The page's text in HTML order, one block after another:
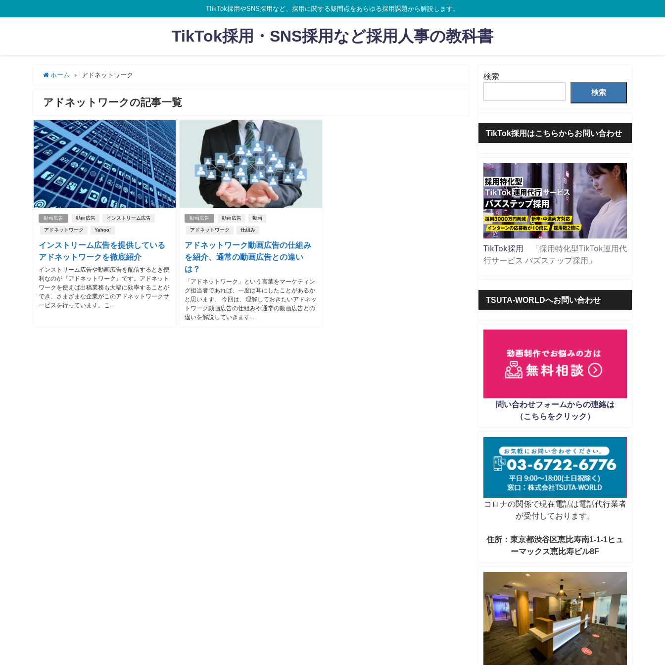
TIikTok採用やSNS採用など、採用に関する疑問点をあらゆる採用課題から解説します。
TikTok採用・SNS採用など採用人事の教科書
ホーム アドネットワーク
アドネットワークの記事一覧
動画広告 動画広告 インストリーム広告
アドネットワーク Yahoo!
インストリーム広告を提供している
アドネットワークを徹底紹介
インストリーム広告や動画広告を配信するとき便
利なのが『アドネットワーク』です。アドネット
ワークを使えば出稿業務も大幅に効率することが
でき、さまざまな企業がこのアドネットワークサ
ービスを行っています。こ...
動画広告 動画広告 動画
アドネットワーク 仕組み
アドネットワーク動画広告の仕組み
を紹介、通常の動画広告との違い
は？
「アドネットワーク」という言葉をマーケティン
グ担当者であれば、一度は耳にしたことがあるか
と思います。 今回は、理解しておきたいアドネッ
トワーク動画広告の仕組みや通常の動画広告との
違いを解説していきます...
検索
検索
TikTok採用はこちらからお問い合わせ
TikTok採用 「採用特化型TikTok運用代
行サービス バズステップ採用」
TSUTA-WORLDへお問い合わせ
問い合わせフォームからの連絡は
（こちらをクリック）
コロナの関係で現在電話は電話代行業者
が受付しております。
住所：東京都渋谷区恵比寿南1-1-1ヒュ
ーマックス恵比寿ビル8F